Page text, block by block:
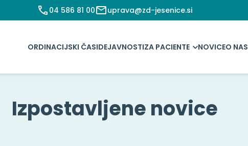
04 586 81 00 uprava@zd-jesenice.si
ORDINACIJSKI ČASIDEJAVNOSTIZA PACIENTE NOVICEO NAS
Izpostavljene novice